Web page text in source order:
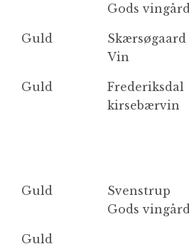
Gods vingård
Guld
Skærsøgaard
Vin
Guld
Frederiksdal
kirsebærvin
Guld
Svenstrup
Gods vingård
Guld